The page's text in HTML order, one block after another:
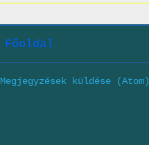
Főoldal
Megjegyzések küldése (Atom)